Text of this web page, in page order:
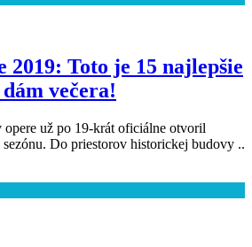
2019: Toto je 15 najlepšie
večera!
už po 19-krát oficiálne otvoril
Do priestorov historickej budovy ..